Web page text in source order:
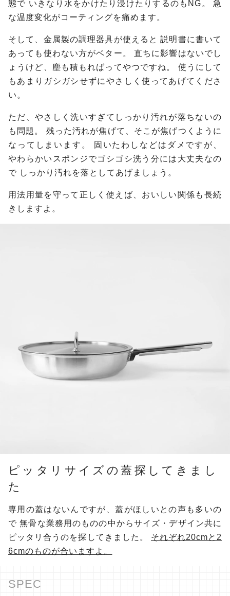
態で いきなり水をかけたり浸けたりするのもNG。 急
な温度変化がコーティングを痛めます。
そして、金属製の調理器具が使えると説明書に書いて
あっても使わない方がベター。 直ちに影響はないでし
ょうけど、塵も積もればってやつですね。 使うにして
もあまりガシガシせずにやさしく使ってあげてくださ
い。
ただ、やさしく洗いすぎてしっかり汚れが落ちないの
も問題。 残った汚れが焦げて、そこが焦げつくように
なってしまいます。
固いたわしなどはダメですが、
やわらかいスポンジでゴシゴシ洗う分には大丈夫なの
で しっかり汚れを落としてあげましょう。
用法用量を守って正しく使えば、おいしい関係も長続
きしますよ。
ピッタリサイズの蓋探してきまし
た
専用の蓋はないんですが、蓋がほしいとの声も多いの
で無骨な業務用のものの中からサイズ・デザイン共に
ピッタリ合うのを探してきました。 それぞれ20cmと2
6cmのものが合いますよ。